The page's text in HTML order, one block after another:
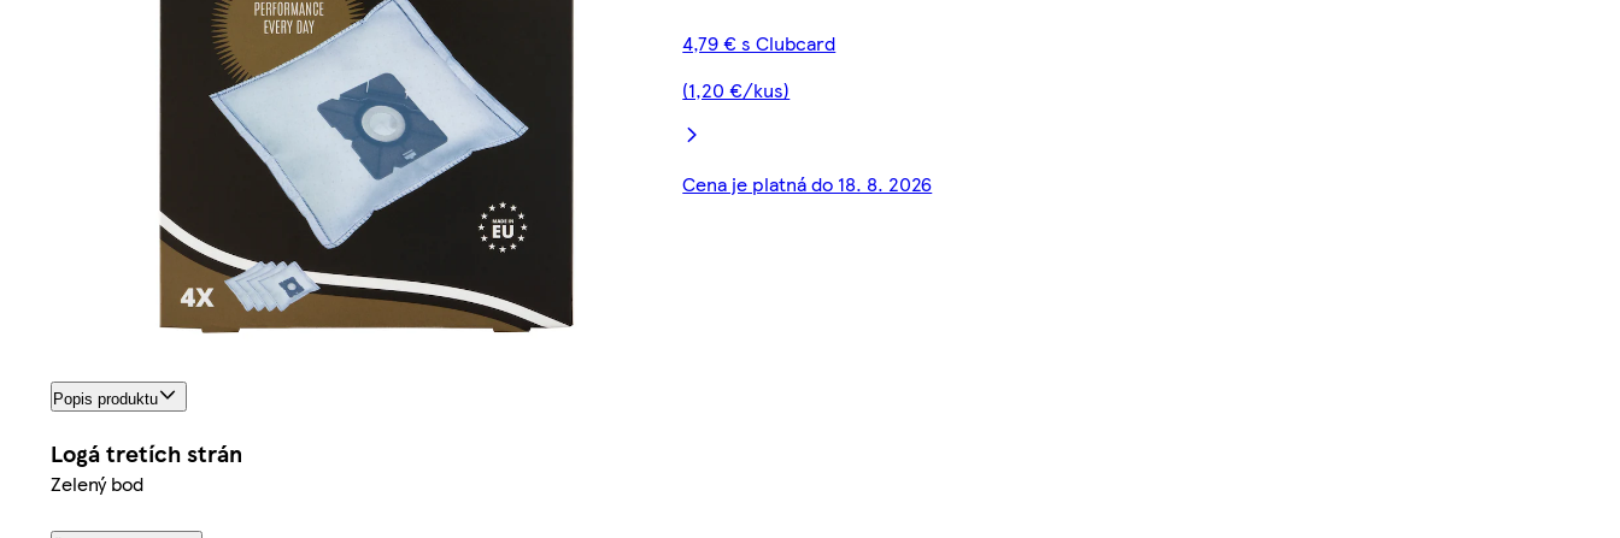
4,79 € s Clubcard
(1,20 €/kus)
Cena je platná do 18. 8. 2026
Popis produktu
Logá tretích strán
Zelený bod